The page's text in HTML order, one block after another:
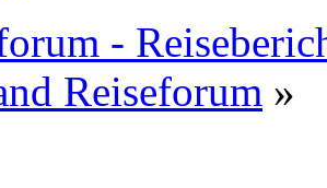
-
Reiseforum »